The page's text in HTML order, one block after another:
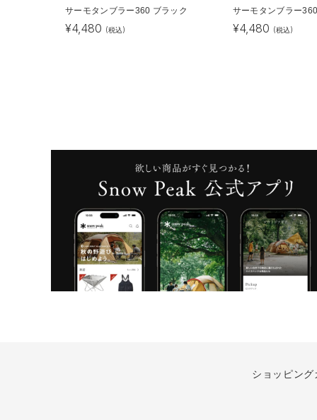
サーモタンブラー360 ブラック
¥4,480 (税込)
サーモタンブラー
¥4,480 (税込)
ショッピング